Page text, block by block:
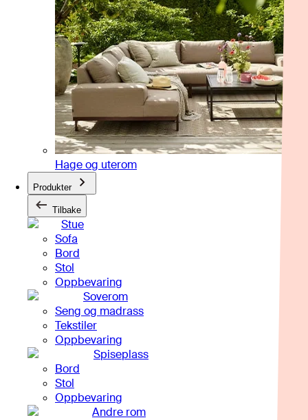
Hage og uterom
Produkter
Tilbake
Stue
Sofa
Bord
Stol
Oppbevaring
Soverom
Seng og madrass
Tekstiler
Oppbevaring
Spiseplass
Bord
Stol
Oppbevaring
Andre rom